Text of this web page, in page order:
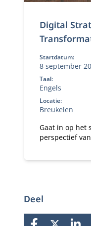
Digital
Startdatum:
8 september
Taal:
Engels
Locatie:
Breukelen
Gaat in op het
perspectief
Deel